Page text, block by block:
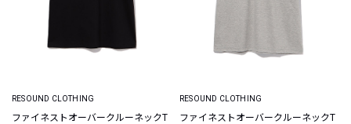
RESOUND CLOTHING
ファイネストオーバークルーネックT
RESOUND CLOTHING
ファイネストオーバークルーネックT